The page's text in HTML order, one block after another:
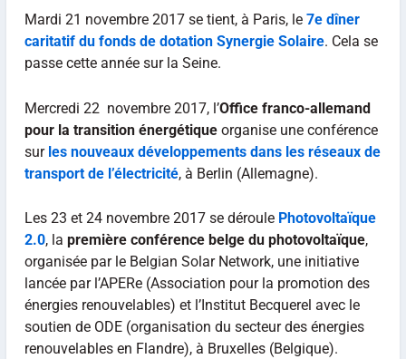
Mardi 21 novembre 2017 se tient, à Paris, le 7e dîner
caritatif du fonds de dotation Synergie Solaire. Cela se
passe cette année sur la Seine.
Mercredi 22 novembre 2017, l’Office franco-allemand
pour la transition énergétiqueorganise une conférence
surles nouveaux développements dans les réseaux de
transport de l’électricité, à Berlin (Allemagne).
Les 23 et 24 novembre 2017 se déroule Photovoltaïque
2.0, la première conférence belge du photovoltaïque,
organisée par le Belgian Solar Network, une initiative
lancée par l’APERe (Association pour la promotion des
énergies renouvelables) et l’Institut Becquerel avec le
soutien de ODE (organisation du secteur des énergies
renouvelables en Flandre), à Bruxelles (Belgique).